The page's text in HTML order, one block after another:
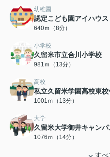
幼稚園
認定こども園アイハウス
640ｍ（8分）
小学校
久留米市立合川小学校
981ｍ（13分）
高校
私立久留米学園高校東校
1001ｍ（13分）
大学
久留米大学御井キャンパ
1076ｍ（14分）
すべ